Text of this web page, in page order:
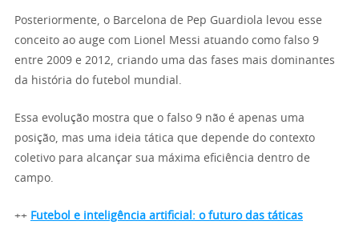
Posteriormente, o Barcelona de Pep Guardiola levou esse
conceito ao auge com Lionel Messi atuando como falso 9
entre 2009 e 2012, criando uma das fases mais dominantes
da história do futebol mundial.
Essa evolução mostra que o falso 9 não é apenas uma
posição, mas uma ideia tática que depende do contexto
coletivo para alcançar sua máxima eficiência dentro de
campo.
++ Futebol e inteligência artificial: o futuro das táticas